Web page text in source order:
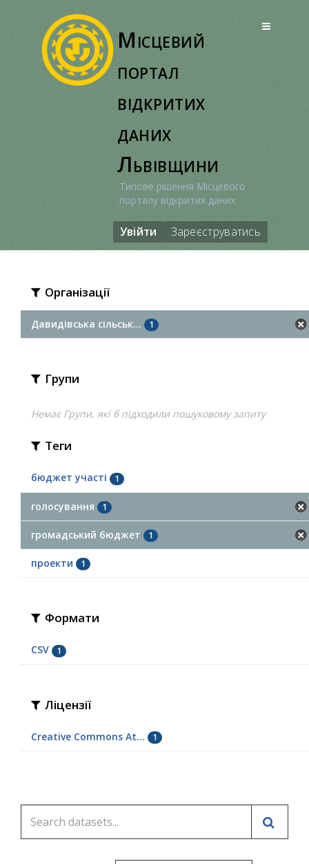
Місцевий
портал
відкритих
даних
Львівщини
Типове рішення Місцевого
порталу відкритих даних
Увійти Зареєструватись
Організації
Давидівська сільськ... 1
Групи
Немає Групи, які б підходили пошуковому запиту
Теги
бюджет участі 1
голосування 1
громадський бюджет 1
проекти 1
Формати
CSV 1
Ліцензії
Creative Commons At... 1